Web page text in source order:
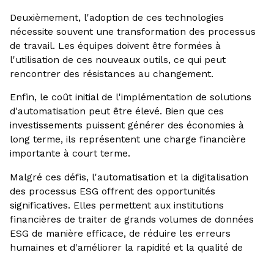
Deuxièmement, l'adoption de ces technologies
nécessite souvent une transformation des processus
de travail. Les équipes doivent être formées à
l'utilisation de ces nouveaux outils, ce qui peut
rencontrer des résistances au changement.
Enfin, le coût initial de l'implémentation de solutions
d'automatisation peut être élevé. Bien que ces
investissements puissent générer des économies à
long terme, ils représentent une charge financière
importante à court terme.
Malgré ces défis, l'automatisation et la digitalisation
des processus ESG offrent des opportunités
significatives. Elles permettent aux institutions
financières de traiter de grands volumes de données
ESG de manière efficace, de réduire les erreurs
humaines et d'améliorer la rapidité et la qualité de